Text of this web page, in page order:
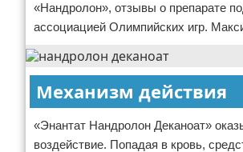
«Нандролон», отзывы о препарате
ассоциацией Олимпийских игр.
Механизм действия
«Энантат Нандролон Деканоат»
воздействие. Попадая в кровь,